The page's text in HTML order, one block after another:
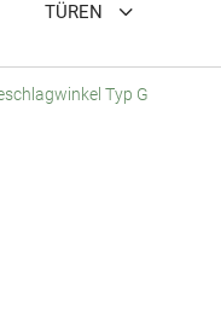
TÜREN
Typ G